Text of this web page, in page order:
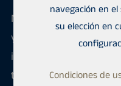
Nos interesa saber lo
y prácticas. Háganos
inmediatamente. El
todos los comentarios
navegación en
su elección en
Condiciones de